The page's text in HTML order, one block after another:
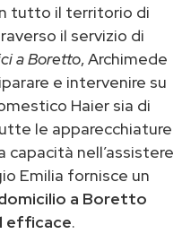
tutto il territorio di
il servizio di
a Boretto, Archimede
e intervenire su
Haier sia di
le apparecchiature
capacità nell’assistere
Emilia fornisce un
a Boretto
efficace.